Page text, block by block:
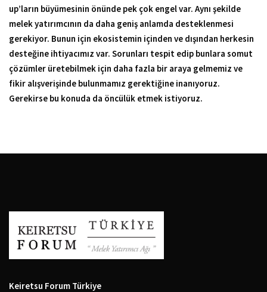
up’ların büyümesinin önünde pek çok engel var. Aynı şekilde
melek yatırımcının da daha geniş anlamda desteklenmesi
gerekiyor. Bunun için ekosistemin içinden ve dışından herkesin
desteğine ihtiyacımız var. Sorunları tespit edip bunlara somut
çözümler üretebilmek için daha fazla bir araya gelmemiz ve
fikir alışverişinde bulunmamız gerektiğine inanıyoruz.
Gerekirse bu konuda da öncülük etmek istiyoruz.
Keiretsu Forum Türkiye